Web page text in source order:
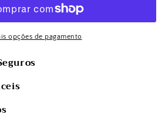
opções de pagamento